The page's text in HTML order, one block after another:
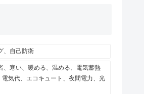
、自己防衛
、寒い、暖める、温める、電気蓄熱
気代、エコキュート、夜間電力、光